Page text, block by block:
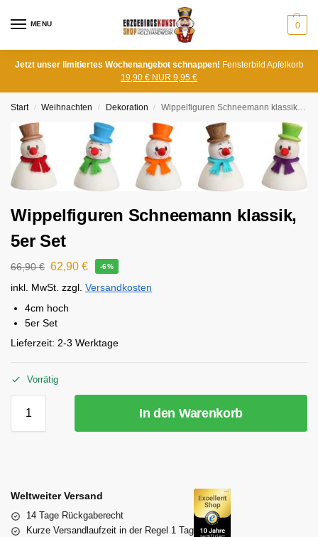
MENU 0
Jetzt unser limitiertes Wochenangebot schnappen! Fensterbild Apfelkorb
19,90 € NUR 9,95 €
Start / Weihnachten / Dekoration / Wippelfiguren Schneemann klassik, 5er Set
Wippelfiguren Schneemann klassik,
5er Set
66,90€ 62,90 € -6%
inkl. MwSt. zzgl. Versandkosten
4cm hoch
5er Set
Lieferzeit: 2-3 Werktage
Vorrätig
In den Warenkorb
Weltweiter Versand
14 Tage Rückgaberecht
Kurze Versandlaufzeit in der Regel 1 Tag